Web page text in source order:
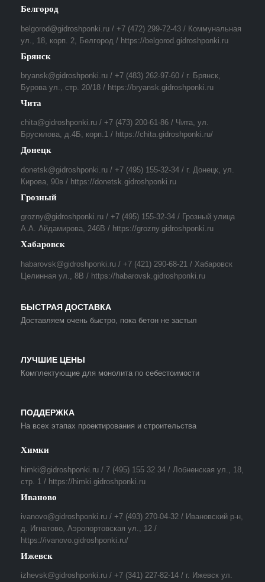
Белгород
belgorod@gidroshponki.ru / +7 (472) 299-72-43 / Коммунальная
ул., 18, корп. 2, Белгород / https://belgorod.gidroshponki.ru
Брянск
bryansk@gidroshponki.ru / +7 (483) 262-97-60 / г. Брянск,
Бурова ул., стр. 20/18 / https://bryansk.gidroshponki.ru
Чита
chita@gidroshponki.ru / +7 (473) 200-61-86 / Чита, ул.
Брусилова, д.4Б, корп.1 / https://chita.gidroshponki.ru/
Донецк
donetsk@gidroshponki.ru / +7 (495) 155-32-34 / г. Донецк, ул.
Кирова, 90в / https://donetsk.gidroshponki.ru
Грозный
grozny@gidroshponki.ru / +7 (495) 155-32-34 / Грозный улица
А.А. Айдамирова, 246В / https://grozny.gidroshponki.ru
Хабаровск
habarovsk@gidroshponki.ru / +7 (421) 290-68-21 / Хабаровск
Целинная ул., 8В / https://habarovsk.gidroshponki.ru
БЫСТРАЯ ДОСТАВКА
Доставляем очень быстро, пока бетон не застыл
ЛУЧШИЕ ЦЕНЫ
Комплектующие для монолита по себестоимости
ПОДДЕРЖКА
На всех этапах проектирования и строительства
Химки
himki@gidroshponki.ru / 7 (495) 155 32 34 / Лобненская ул., 18,
стр. 1 / https://himki.gidroshponki.ru
Иваново
ivanovo@gidroshponki.ru / +7 (493) 270-04-32 / Ивановский р-н,
д. Игнатово, Аэропортовская ул., 12 /
https://ivanovo.gidroshponki.ru/
Ижевск
izhevsk@gidroshponki.ru / +7 (341) 227-82-14 / г. Ижевск ул.